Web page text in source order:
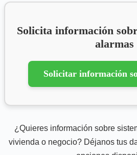
Solicita información
alarmas
Solicitar información
¿Quieres información sobre
vivienda o negocio? Déjanos tus